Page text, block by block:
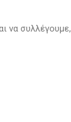
να συλλέγουμε,